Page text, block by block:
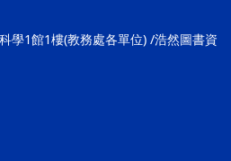
學1館1樓(教務處各單位) /浩然圖書資